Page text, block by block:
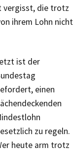
vergisst, die trotz
ihrem Lohn nicht
ist der
einen
zu regeln.
heute arm trotz